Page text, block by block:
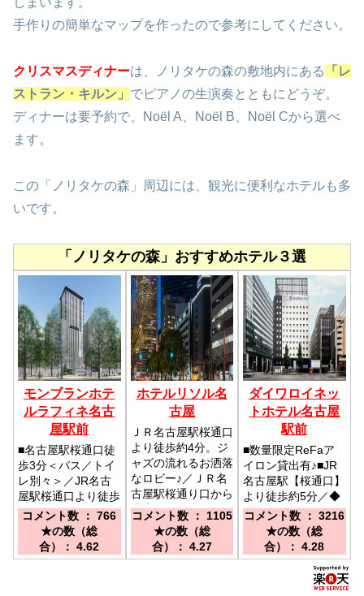
手作りの簡単なマップを作ったので参考にしてください。
クリスマスディナーは、ノリタケの森の敷地内にある
「レ
ストラン・キルン」 でピアノの生演奏とともにどうぞ。
ディナーは要予約で、Noël A、Noël B、Noël Cから選べ
ます。
この「ノリタケの森」周辺には、観光に便利なホテルも多
いです。
「ノリタケの森」おすすめホテル３選
モンブランホテ
ルラフィネ名古
屋駅前
■名古屋駅桜通口徒
歩3分＜バス／トイ
レ別々＞／JR名古
屋駅桜通口より徒歩
3分
コメント数 ： 766
★の数（総
合）： 4.62
ホテルリソル名
古屋
ＪＲ名古屋駅桜通口
より徒歩約4分。ジ
ャズの流れるお洒落
なロビー♪／ＪＲ名
古屋駅桜通り口から
徒歩で4分。ユニモ
ールU8出口すぐ。
IGアリーナまで地
下鉄で約15分とア
コメント数 ： 1105
★の数（総
合）： 4.27
ダイワロイネッ
トホテル名古屋
駅前
■数量限定ReFaア
イロン貸出有♪■JR
名古屋駅【桜通口】
より徒歩約5分／◆
ＪＲ名古屋駅桜通口
より徒歩５分◆近
鉄、名鉄名古屋駅よ
り徒歩3分◆中部国
際空港からミュース
カイ利用で最短２８
コメント数 ： 3216
★の数（総
合）： 4.28